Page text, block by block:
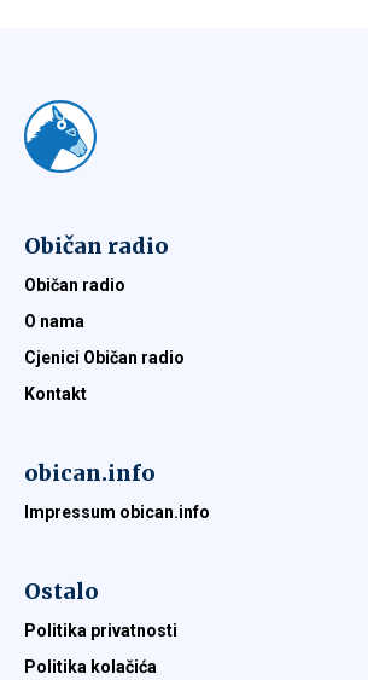
Običan radio
Običan radio
O nama
Cjenici Običan radio
Kontakt
obican.info
Impressum obican.info
Ostalo
Politika privatnosti
Politika kolačića